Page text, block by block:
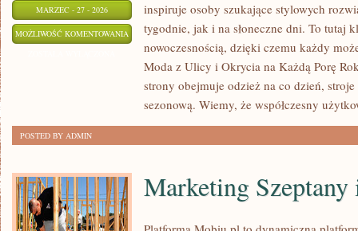
MARZEC - 27 - 2026
MOŻLIWOŚĆ KOMENTOWANIA OKRYCIA
KAŻDĄ
PORĘ
ROKU
inspiruje osoby szukające stylowych
tygodnie, jak i na słoneczne dni. To tutaj
nowoczesnością, dzięki czemu każdy
Moda z Ulicy i Okrycia na Każdą Porę
strony obejmuje odzież na co dzień,
sezonową. Wiemy, że współczesny
POSTED BY ADMIN
Marketing